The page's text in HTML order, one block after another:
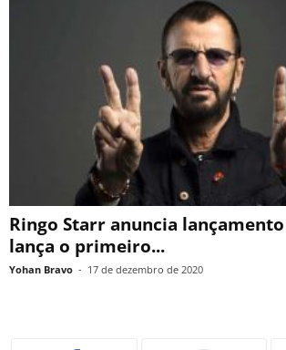
Ringo Starr anuncia lançamento
lança o primeiro...
Yohan Bravo - 17 de dezembro de 2020